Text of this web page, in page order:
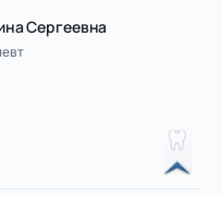
Сергеевна